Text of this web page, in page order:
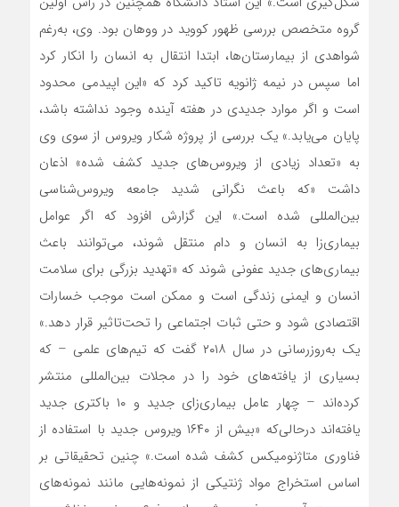
گروه متخصص بررسی ظهور کووید در ووهان بود. وی، به‌رغم
شواهدی از بیمارستان‌ها، ابتدا انتقال به انسان را انکار کرد
اما سپس در نیمه ژانویه تاکید کرد که «این اپیدمی محدود
است و اگر موارد جدیدی در هفته آینده وجود نداشته باشد،
پایان می‌یابد.» یک بررسی از پروژه شکار ویروس از سوی وی
به «تعداد زیادی از ویروس‌های جدید کشف شده» اذعان
داشت «که باعث نگرانی شدید جامعه ویروس‌شناسی
بین‌المللی شده است.» این گزارش افزود که اگر عوامل
بیماری‌زا به انسان و دام منتقل شوند، می‌توانند باعث
بیماری‌های جدید عفونی شوند که «تهدید بزرگی برای سلامت
انسان و ایمنی زندگی است و ممکن است موجب خسارات
اقتصادی شود و حتی ثبات اجتماعی را تحت‌تاثیر قرار دهد.»
یک به‌روزرسانی در سال ۲۰۱۸ گفت که تیم‌های علمی – که
بسیاری از یافته‌های خود را در مجلات بین‌المللی منتشر
کرده‌اند – چهار عامل بیماری‌زای جدید و ۱۰ باکتری جدید
یافته‌اند درحالی‌که «بیش از ۱۶۴۰ ویروس جدید با استفاده از
فناوری متاژنومیکس کشف شده است.» چنین تحقیقاتی بر
اساس استخراج مواد ژنتیکی از نمونه‌هایی مانند نمونه‌های